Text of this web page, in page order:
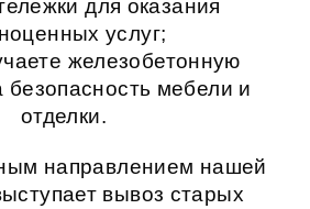
для оказания
услуг;
железобетонную
безопасность мебели и
отделки.
направлением нашей
вывоз старых